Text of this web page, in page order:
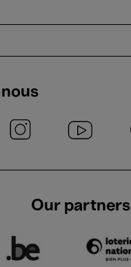
Our partners